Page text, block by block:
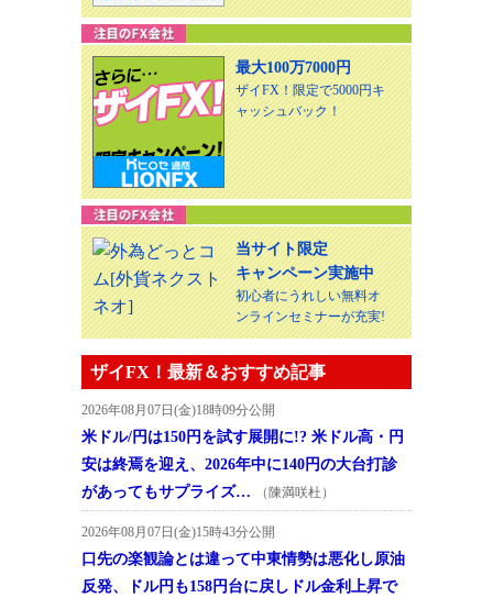
最大100万7000円
ザイFX！限定で5000円キ
ャッシュバック！
当サイト限定
キャンペーン実施中
初心者にうれしい無料オ
ンラインセミナーが充実!
ザイFX！最新＆おすすめ記事
2026年08月07日(金)18時09分公開
米ドル/円は150円を試す展開に!? 米ドル高・円
安は終焉を迎え、2026年中に140円の大台打診
があってもサプライズ…
（陳満咲杜）
2026年08月07日(金)15時43分公開
口先の楽観論とは違って中東情勢は悪化し原油
反発、ドル円も158円台に戻しドル金利上昇で